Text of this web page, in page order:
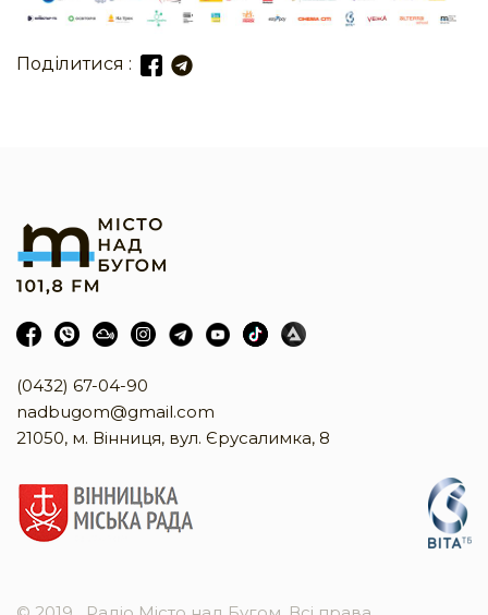
Поділитися :
(0432) 67-04-90
nadbugom@gmail.com
21050, м. Вінниця, вул. Єрусалимка, 8